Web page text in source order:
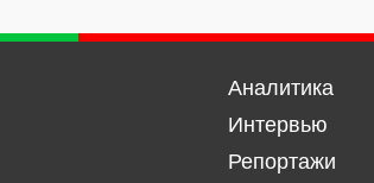
Аналитика
Интервью
Репортажи